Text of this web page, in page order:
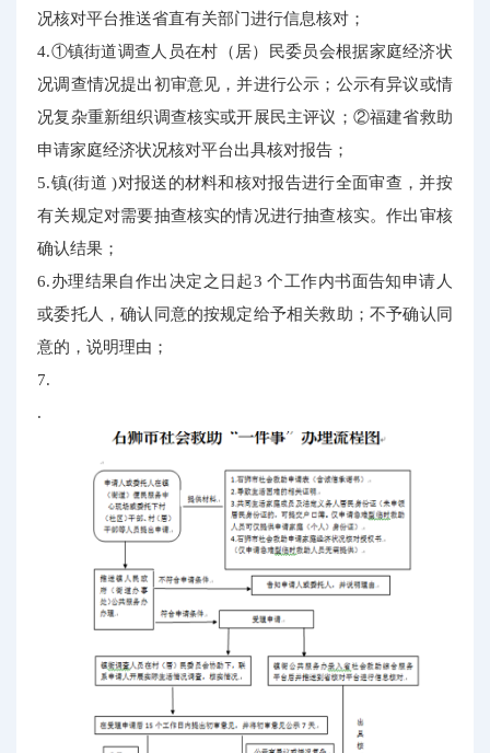
况核对平台推送省直有关部门进行信息核对；
4.①镇街道调查人员在村（居）民委员会根据家庭经济状
况调查情况提出初审意见，并进行公示；公示有异议或情
况复杂重新组织调查核实或开展民主评议；②福建省救助
申请家庭经济状况核对平台出具核对报告；
5.镇(街道 )对报送的材料和核对报告进行全面审查，并按
有关规定对需要抽查核实的情况进行抽查核实。作出审核
确认结果；
6.办理结果自作出决定之日起3 个工作内书面告知申请人
或委托人，确认同意的按规定给予相关救助；不予确认同
意的，说明理由；
7.
.